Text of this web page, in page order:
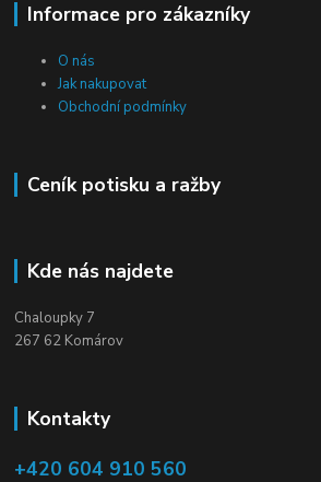
Informace pro zákazníky
O nás
Jak nakupovat
Obchodní podmínky
Ceník potisku a ražby
Kde nás najdete
Chaloupky 7
267 62 Komárov
Kontakty
+420 604 910 560